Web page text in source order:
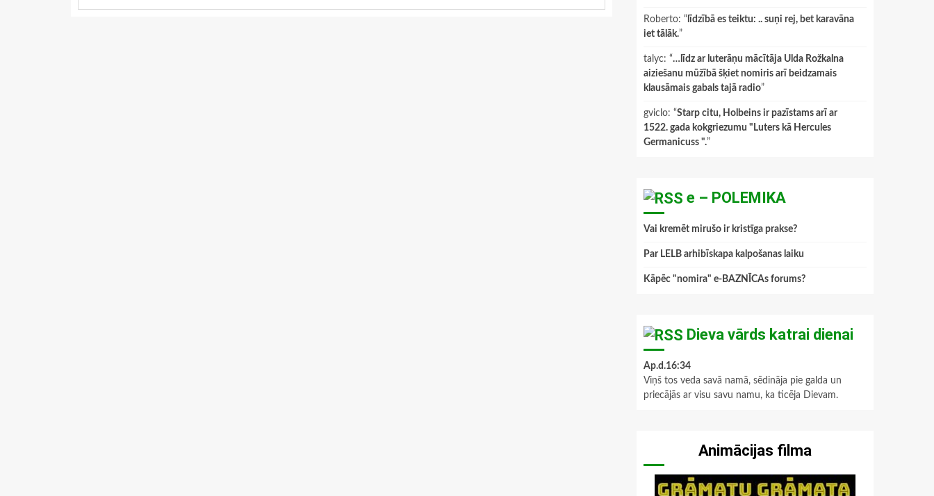
Roberto: “ līdzībā es teiktu: .. suņi rej, bet karavāna
iet tālāk.”
talyc: “…līdz ar luterāņu mācītāja Ulda Rožkalna
aiziešanu mūžībā šķiet nomiris arī beidzamais
klausāmais gabals tajā radio”
gviclo: “Starp citu, Holbeins ir pazīstams arī ar
1522. gada kokgriezumu "Luters kā Hercules
Germanicuss ".”
e – POLEMIKA
Vai kremēt mirušo ir kristīga prakse?
Par LELB arhibīskapa kalpošanas laiku
Kāpēc "nomira" e-BAZNĪCAs forums?
Dieva vārds katrai dienai
Ap.d.16:34
Viņš tos veda savā namā, sēdināja pie galda un
priecājās ar visu savu namu, ka ticēja Dievam.
Animācijas filma